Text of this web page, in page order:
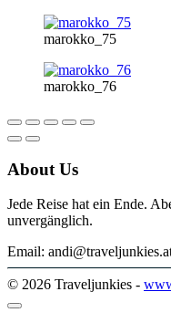
marokko_75
marokko_76
About Us
Jede Reise hat ein Ende.
unvergänglich.
Email:
© 2026 Traveljunkies -